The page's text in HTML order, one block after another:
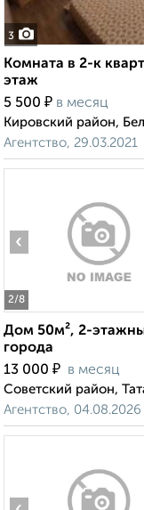
3
Комната в 2-к
этаж
5 500 ₽ в месяц
Кировский район,
Агентство, 29.03.2021
2/8
‹
Дом 50м², 2-
города
13 000 ₽ в месяц
Советский район,
Агентство, 04.08.2026